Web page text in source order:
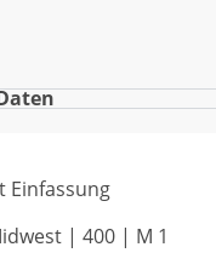
| 400 | M 1